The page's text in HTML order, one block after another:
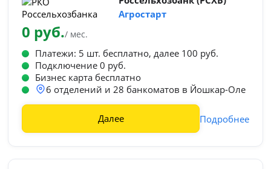
Агростарт
0 руб./ мес.
Платежи: 5 шт. бесплатно, далее 100 руб.
Подключение 0 руб.
Бизнес карта бесплатно
6 отделений и 28 банкоматов в Йошкар-Оле
Далее Подробнее